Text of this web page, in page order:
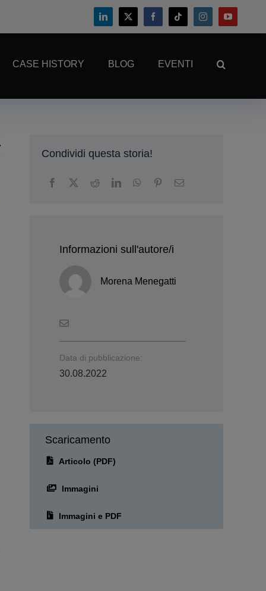
CASE HISTORY BLOG EVENTI
Condividi questa storia!
Informazioni sull'autore/i
Morena Menegatti
Data di pubblicazione:
30.08.2022
Scaricamento
Articolo (PDF)
Immagini
Immagini e PDF